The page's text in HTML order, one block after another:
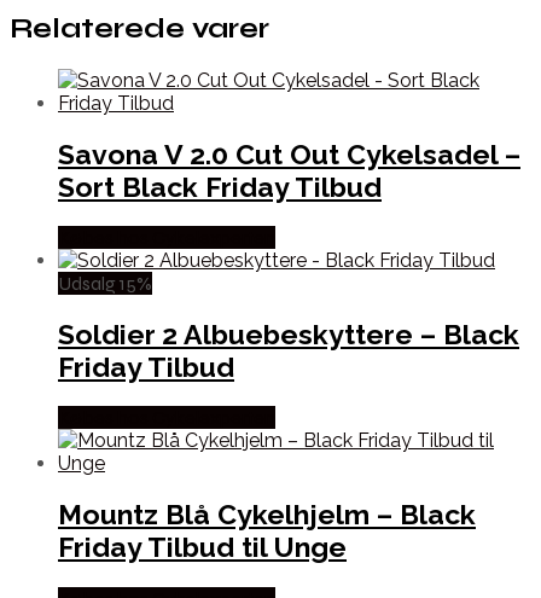
Relaterede varer
Savona V 2.0 Cut Out Cykelsadel –
Sort Black Friday Tilbud
Udsalg 15%
Soldier 2 Albuebeskyttere – Black
Friday Tilbud
Mountz Blå Cykelhjelm – Black
Friday Tilbud til Unge